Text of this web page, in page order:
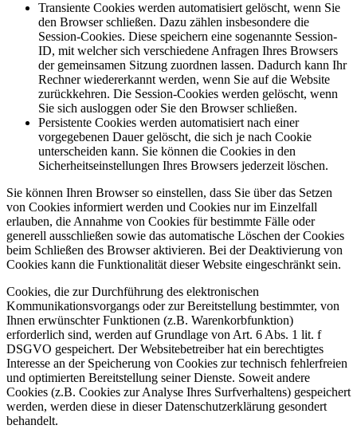
Transiente Cookies werden automatisiert gelöscht, wenn Sie
den Browser schließen. Dazu zählen insbesondere die
Session-Cookies. Diese speichern eine sogenannte Session-
ID, mit welcher sich verschiedene Anfragen Ihres Browsers
der gemeinsamen Sitzung zuordnen lassen. Dadurch kann Ihr
Rechner wiedererkannt werden, wenn Sie auf die Website
zurückkehren. Die Session-Cookies werden gelöscht, wenn
Sie sich ausloggen oder Sie den Browser schließen.
Persistente Cookies werden automatisiert nach einer
vorgegebenen Dauer gelöscht, die sich je nach Cookie
unterscheiden kann. Sie können die Cookies in den
Sicherheitseinstellungen Ihres Browsers jederzeit löschen.
Sie können Ihren Browser so einstellen, dass Sie über das Setzen
von Cookies informiert werden und Cookies nur im Einzelfall
erlauben, die Annahme von Cookies für bestimmte Fälle oder
generell ausschließen sowie das automatische Löschen der Cookies
beim Schließen des Browser aktivieren. Bei der Deaktivierung von
Cookies kann die Funktionalität dieser Website eingeschränkt sein.
Cookies, die zur Durchführung des elektronischen
Kommunikationsvorgangs oder zur Bereitstellung bestimmter, von
Ihnen erwünschter Funktionen (z.B. Warenkorbfunktion)
erforderlich sind, werden auf Grundlage von Art. 6 Abs. 1 lit. f
DSGVO gespeichert. Der Websitebetreiber hat ein berechtigtes
Interesse an der Speicherung von Cookies zur technisch fehlerfreien
und optimierten Bereitstellung seiner Dienste. Soweit andere
Cookies (z.B. Cookies zur Analyse Ihres Surfverhaltens) gespeichert
werden, werden diese in dieser Datenschutzerklärung gesondert
behandelt.